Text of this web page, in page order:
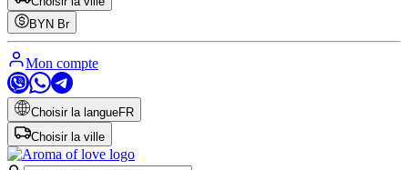
BYN Br
Mon compte
Choisir la langueFR
Choisir la ville